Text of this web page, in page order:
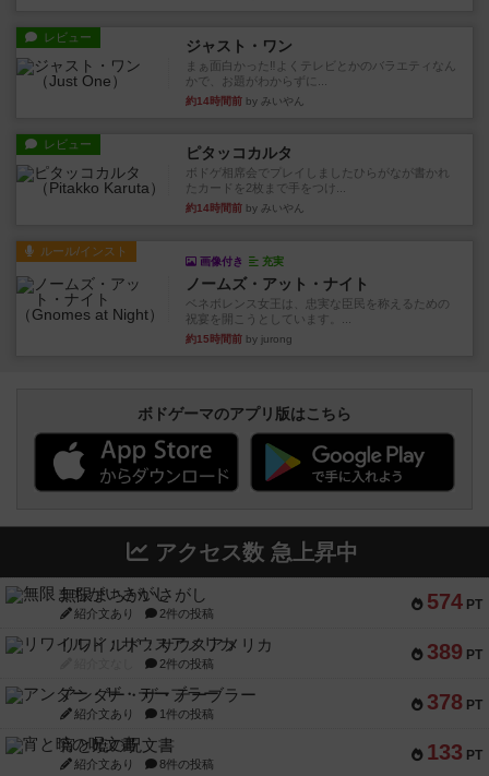
レビュー ジャスト・ワン
まぁ面白かった‼️よくテレビとかのバラエティなん
かで、お題がわからずに...
約14時間前 by みいやん
レビュー ピタッコカルタ
ボドゲ相席会でプレイしましたひらがなが書かれ
たカードを2枚まで手をつけ...
約14時間前 by みいやん
ルール/インスト
画像付き 充実
ノームズ・アット・ナイト
ベネボレンス女王は、忠実な臣民を称えるための
祝宴を開こうとしています。...
約15時間前 by jurong
ボドゲーマのアプリ版はこちら
アクセス数 急上昇中
574 PT
無限まちがいさがし
紹介文あり 2件の投稿
389 PT
リワイルド：サウスアメリカ
2件の投稿
378 PT
アンダー・ザ・テーブラー
紹介文あり 1件の投稿
133 PT
宵と暁の呪文書
紹介文あり 8件の投稿